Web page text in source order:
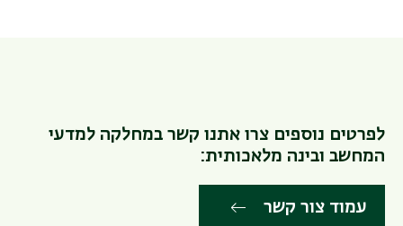
לפרטים נוספים צרו אתנו קשר במחלקה למדעי
המחשב ובינה מלאכותית:
עמוד צור קשר